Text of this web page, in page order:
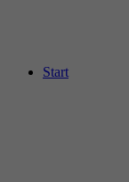
Start